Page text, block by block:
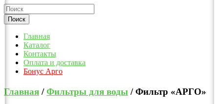
Главная
Каталог
Контакты
Оплата и доставка
Бонус Арго
Главная /Фильтры для воды / Фильтр «АРГО»